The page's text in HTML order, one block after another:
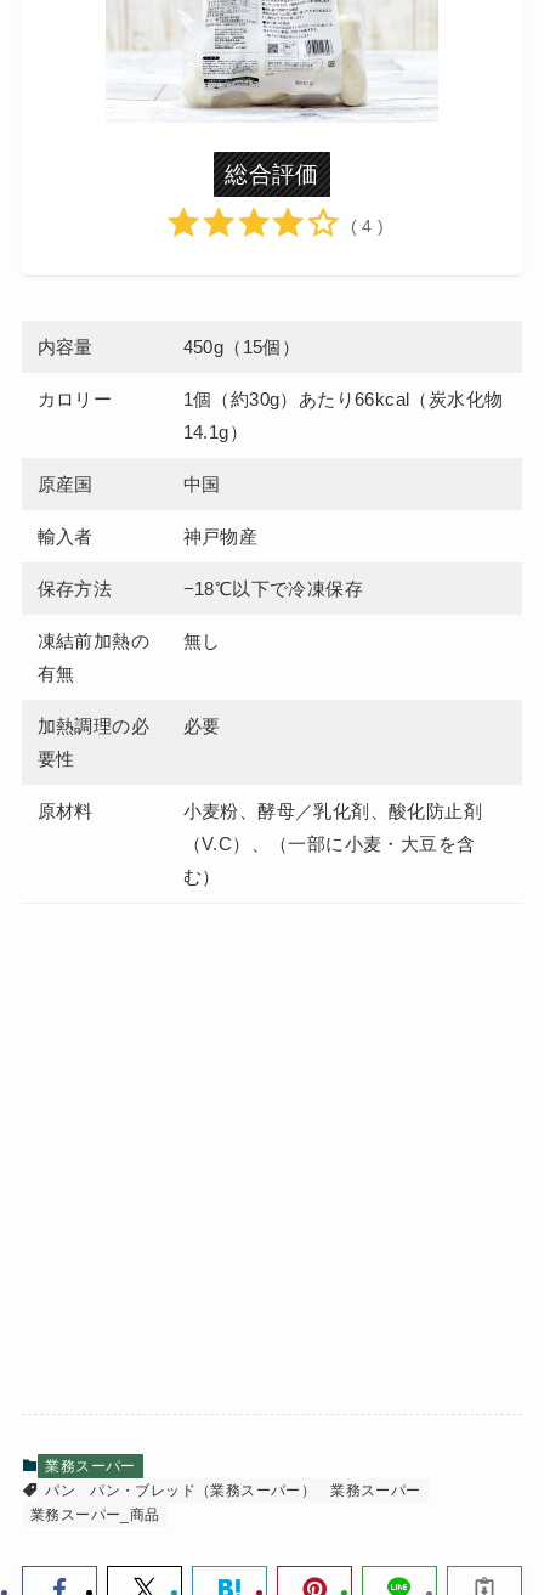
総合評価
( 4 )
内容量 450g（15個）
カロリー
1個（約30g）あたり66kcal（炭水化物
14.1g）
原産国 中国
輸入者 神戸物産
保存方法 −18℃以下で冷凍保存
凍結前加熱の
有無
無し
加熱調理の必
要性
必要
原材料
小麦粉、酵母／乳化剤、酸化防止剤
（V.C）、（一部に小麦・大豆を含
む）
業務スーパー
パン
パン・ブレッド（業務スーパー）
業務スーパー
業務スーパー_商品